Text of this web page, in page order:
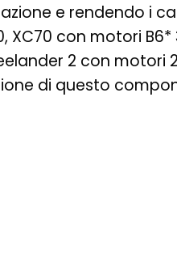
e rendendo i
XC70 con motori
2 con motori
di questo